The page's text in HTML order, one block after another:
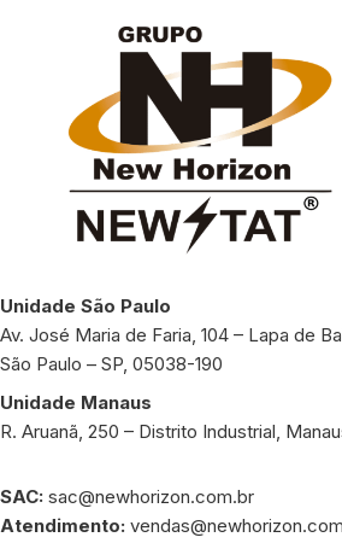
Unidade São Paulo
Av. José Maria de Faria, 104 – Lapa de
São Paulo – SP, 05038-190
Unidade Manaus
R. Aruanã, 250 – Distrito Industrial,
SAC: sac@newhorizon.com.br
Atendimento: